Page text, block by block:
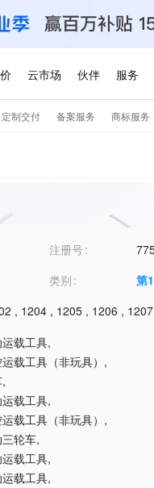
注册号
类别 第
, 1204 , 1205 , 1206 , 1207
载工具,
载工具（非玩具） ,
,
载工具,
载工具（非玩具） ,
轮车,
载工具,
载工具,